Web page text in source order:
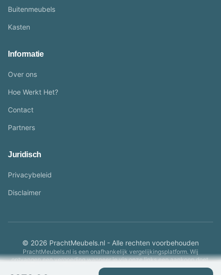
Buitenmeubels
Kasten
Informatie
Over ons
Hoe Werkt Het?
Contact
Partners
Juridisch
Privacybeleid
Disclaimer
© 2026 PrachtMeubels.nl - Alle rechten voorbehouden
PrachtMeubels.nl is een onafhankelijk vergelijkingsplatform. Wij
ontvangen een vergoeding wanneer je via onze links een aankoop doet.